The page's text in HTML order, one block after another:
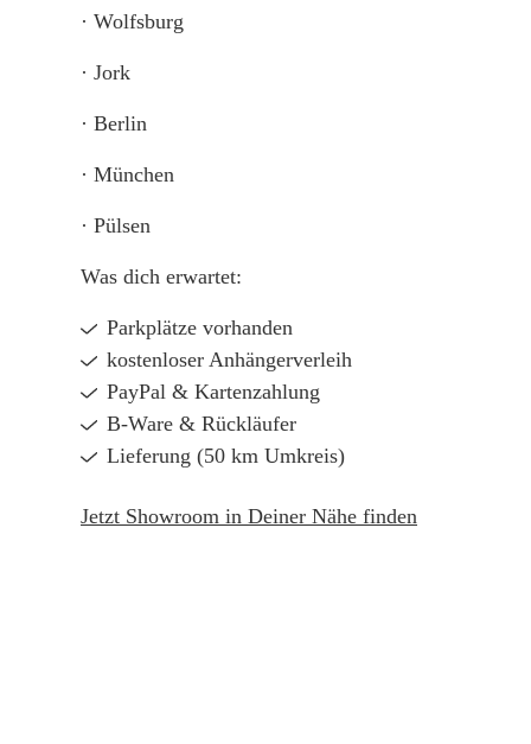
· Wolfsburg
· Jork
· Berlin
· München
· Pülsen
Was dich erwartet:
Parkplätze vorhanden
kostenloser Anhängerverleih
PayPal & Kartenzahlung
B-Ware & Rückläufer
Lieferung (50 km Umkreis)
Jetzt Showroom in Deiner Nähe finden